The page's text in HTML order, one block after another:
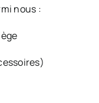
nous :